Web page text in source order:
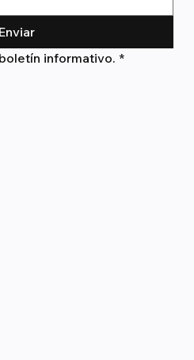
Enviar
informativo. *